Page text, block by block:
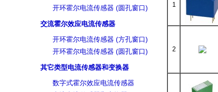
开环霍尔电流传感器 (圆孔窗口)
交流霍尔效应电流传感器
开环霍尔电流传感器 (方孔窗口)
开环霍尔电流传感器 (圆孔窗口)
其它类型电流传感器和变换器
数字式霍尔效应电流传感器
1
2